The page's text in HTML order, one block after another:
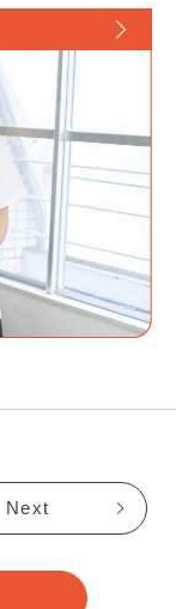
Next